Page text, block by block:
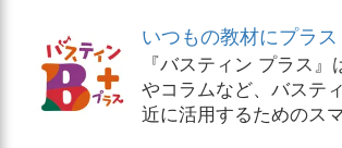
いつもの教材にプラス
『バスティン プラス
やコラムなど、バステ
近に活用するためのス